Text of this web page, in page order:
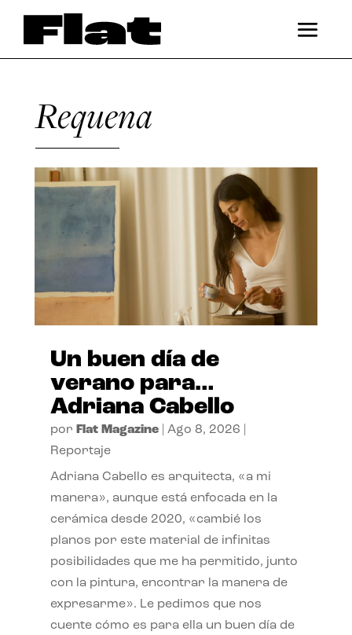
Requena
Un buen día de
verano para…
Adriana Cabello
por Flat Magazine| Ago 8, 2026
Reportaje
Adriana Cabello es arquitecta, «a mi
manera», aunque está enfocada en la
cerámica desde 2020, «cambié los
planos por este material de infinitas
posibilidades que me ha permitido, junto
con la pintura, encontrar la manera de
expresarme». Le pedimos que nos
cuente cómo es para ella un buen día de